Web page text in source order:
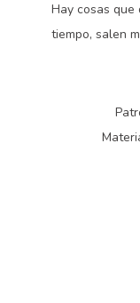
Hay cosas que
tiempo, salen